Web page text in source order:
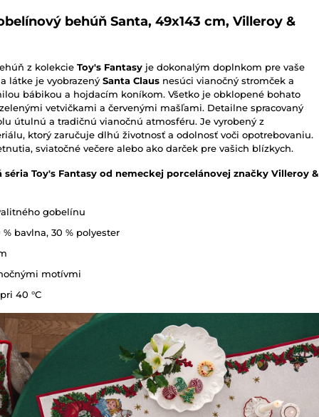
behúň Santa, 49x143 cm, Villeroy &
z kolekcie Toy's Fantasy je dokonalým doplnkom pre vaše
látke je vyobrazený Santa Claus nesúci vianočný stromček a
bábikou a hojdacím koníkom. Všetko je obklopené bohato
vetvičkami a červenými mašľami. Detailne spracovaný
útulnú a tradičnú vianočnú atmosféru. Je vyrobený z
ktorý zaručuje dlhú životnosť a odolnosť voči opotrebovaniu.
sviatočné večere alebo ako darček pre vašich blízkych.
Toy's Fantasy od nemeckej porcelánovej značky Villeroy &
gobelínu
bavlna, 30 % polyester
motívmi
40 °C